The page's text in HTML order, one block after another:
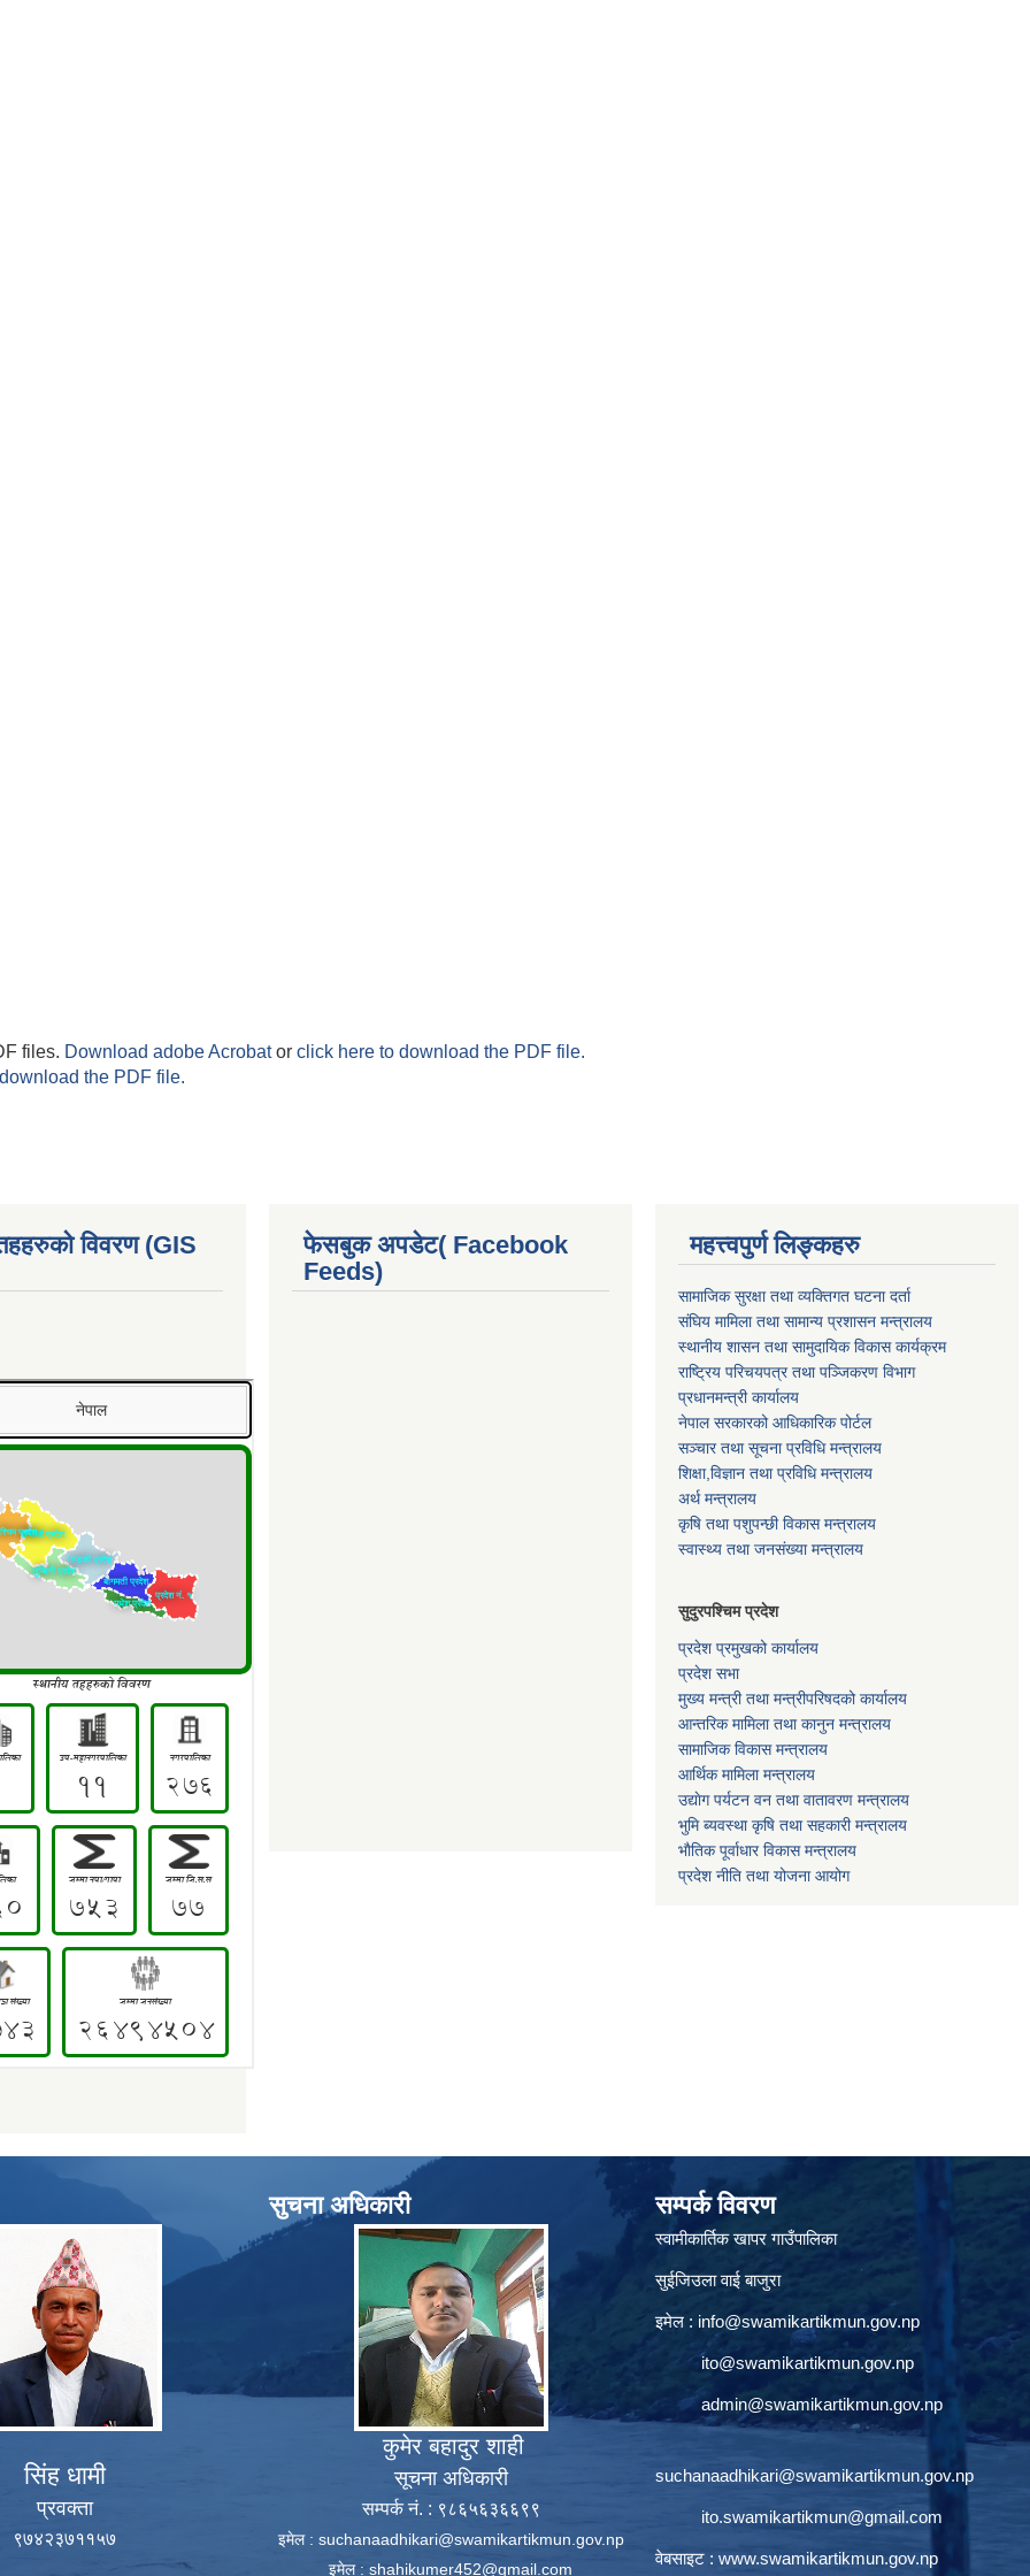
files. Download adobe Acrobator click here to download the PDF file.
the PDF file.
विवरण (GIS
फेसबुक अपडेट( Facebook
Feeds)
महत्त्वपुर्ण लिङ्कहरु
सामाजिक सुरक्षा तथा व्यक्तिगत घटना दर्ता
संघिय मामिला तथा सामान्य प्रशासन मन्त्रालय
स्थानीय शासन तथा सामुदायिक विकास कार्यक्रम
राष्ट्रिय परिचयपत्र तथा पञ्जिकरण विभाग
प्रधानमन्त्री कार्यालय
नेपाल सरकारको आधिकारिक पोर्टल
सञ्‍चार तथा सूचना प्रविधि मन्त्रालय
शिक्षा,विज्ञान तथा प्रविधि मन्त्रालय
अर्थ मन्त्रालय
कृषि तथा पशुपन्छी विकास मन्त्रालय
स्वास्थ्य तथा जनसंख्या मन्त्रालय
सुदुरपश्चिम प्रदेश
प्रदेश प्रमुखको कार्यालय
प्रदेश सभा
मुख्य मन्त्री तथा मन्त्रीपरिषदको कार्यालय
आन्तरिक मामिला तथा कानुन मन्त्रालय
सामाजिक विकास मन्त्रालय
आर्थिक मामिला मन्त्रालय
उद्याेग पर्यटन वन तथा वातावरण मन्त्रालय
भुमि ब्यवस्था कृषि तथा सहकारी मन्त्रालय
भाैतिक पूर्वाधार विकास मन्त्रालय
प्रदेश नीति तथा योजना आयोग
सिंह धामी
प्रवक्ता
९७४२३७११५७
सुचना अधिकारी
कुमेर बहादुर शाही
सूचना अधिकारी
सम्पर्क नं. : ९८६५६३६६९९
इमेल : suchanaadhikari@swamikartikmun.gov.np
इमेल : shahikumer452@gmail.com
सम्पर्क विवरण
स्वामीकार्तिक खापर गाउँपालिका
सुईजिउला वाई बाजुरा
इमेल : info@swamikartikmun.gov.np
ito@swamikartikmun.gov.np
admin@swamikartikmun.gov.np
suchanaadhikari@swamikartikmun.gov.np
ito.swamikartikmun@gmail.com
वेबसाइट : www.swamikartikmun.gov.np